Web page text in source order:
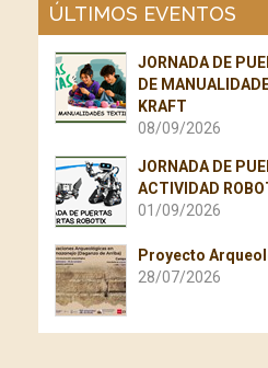
ÚLTIMOS EVENTOS
JORNADA DE
DE
KRAFT
08/09/2026
JORNADA DE
ACTIVIDAD
01/09/2026
Proyecto
28/07/2026